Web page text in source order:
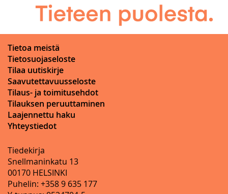
Tietoa meistä
Tietosuojaseloste
Tilaa uutiskirje
Saavutettavuusseloste
Tilaus- ja toimitusehdot
Tilauksen peruuttaminen
Laajennettu haku
Yhteystiedot
Tiedekirja
Snellmaninkatu 13
00170 HELSINKI
Puhelin: +358 9 635 177